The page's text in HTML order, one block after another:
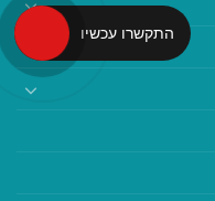
התקשרו עכשיו